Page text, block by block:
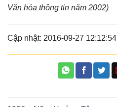
Văn hóa thông tin năm 2002)
Cập nhật: 2016-09-27 12:12:54